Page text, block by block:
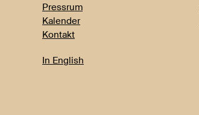
Pressrum
Kalender
Kontakt
In English